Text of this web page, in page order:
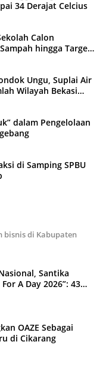
34 Derajat Celcius
Calon
hingga Target
Ungu, Suplai Air
Wilayah Bekasi
dalam Pengelolaan
di Samping SPBU
di Kabupaten
Santika
A Day 2026”: 43
OAZE Sebagai
di Cikarang